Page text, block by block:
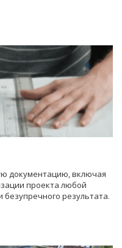
документацию, включая
проекта любой
результата.